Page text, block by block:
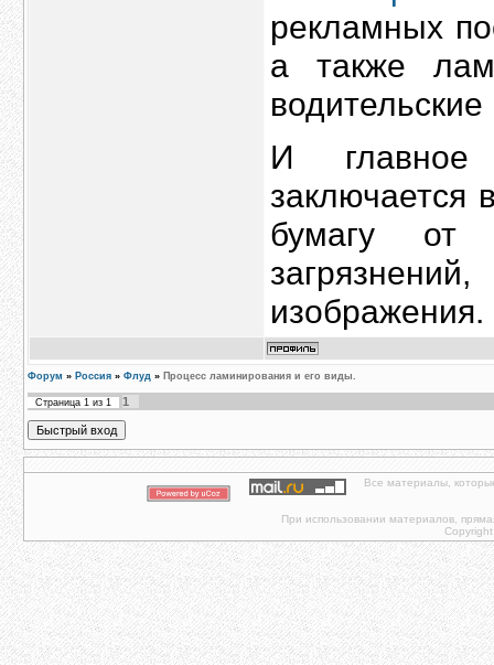
рекламных
а также
И главное
заключается
бумагу от
изображения.
Форум » Россия » Флуд » Процесс ламинирования и его виды.
Страница 1 из 1 1
Все материалы,
При использовании материалов,